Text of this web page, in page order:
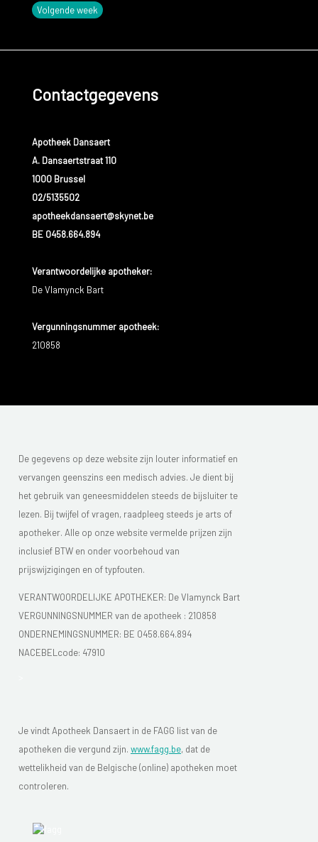
Volgende week
Contactgegevens
Apotheek Dansaert
A. Dansaertstraat 110
1000 Brussel
02/5135502
apotheekdansaert@skynet.be
BE 0458.664.894
Verantwoordelijke apotheker:
De Vlamynck Bart
Vergunningsnummer apotheek:
210858
De gegevens op deze website zijn louter informatief en
vervangen geenszins een medisch advies. Je dient bij
het gebruik van geneesmiddelen steeds de bijsluiter te
lezen. Bij twijfel of vragen, raadpleeg steeds je arts of
apotheker. Alle op onze website vermelde prijzen zijn
inclusief BTW en onder voorbehoud van
prijswijzigingen en of typfouten.
VERANTWOORDELIJKE APOTHEKER: De Vlamynck Bart
VERGUNNINGSNUMMER van de apotheek : 210858
ONDERNEMINGSNUMMER: BE 0458.664.894
NACEBELcode: 47910
Je vindt Apotheek Dansaert in de FAGG list van de
apotheken die vergund zijn. www.fagg.be, dat de
wettelikheid van de Belgische (online) apotheken moet
controleren.